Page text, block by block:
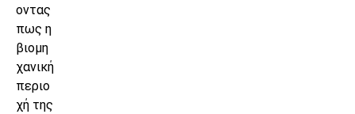
οντας
πως η
βιομη
χανική
περιο
χή της